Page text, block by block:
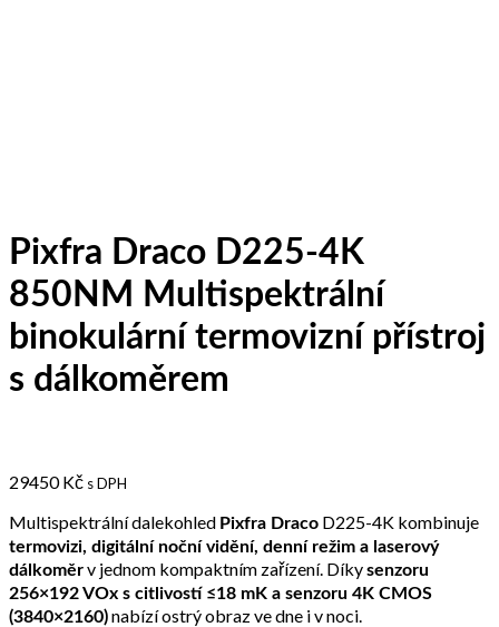
Pixfra Draco D225-4K
850NM Multispektrální
binokulární termovizní přístroj
s dálkoměrem
29450Kč s DPH
Multispektrální dalekohled Pixfra Draco D225-4K kombinuje
termovizi, digitální noční vidění, denní režim a laserový
dálkoměrv jednom kompaktním zařízení. Díkysenzoru
256×192 VOx s citlivostí ≤18 mK a senzoru 4K CMOS
(3840×2160)nabízí ostrý obraz ve dne i v noci.